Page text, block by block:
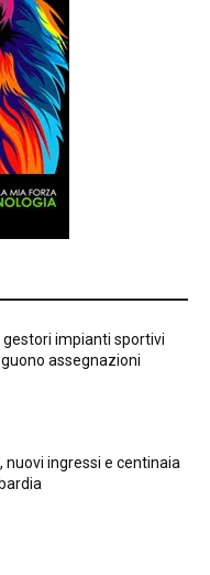
gestori impianti sportivi
assegnazioni
nuovi ingressi e centinaia